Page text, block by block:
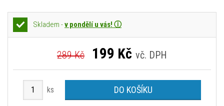
Skladem -v pondělí u vás! ⓘ
289 Kč 199 Kč vč. DPH
ks DO KOŠÍKU